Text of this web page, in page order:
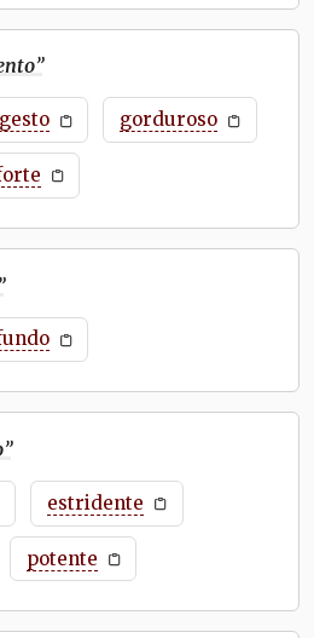
”
gorduroso
”
estridente
potente